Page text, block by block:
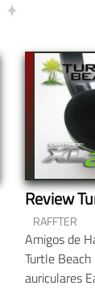
Review
RAFFTER
Amigos de
Turtle
auriculares